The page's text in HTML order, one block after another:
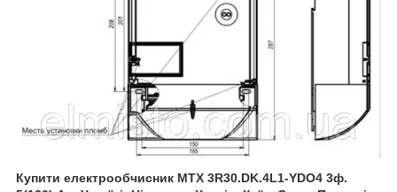
Купити електрообчисник MTX 3R30.DK.4L1-YDO4 3ф.